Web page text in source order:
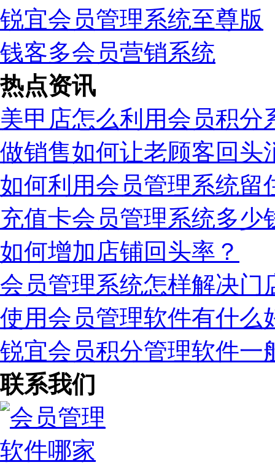
锐宜会员管理系统至尊版
钱客多会员营销系统
热点资讯
美甲店怎么利用会员积分
做销售如何让老顾客回头
如何利用会员管理系统留
充值卡会员管理系统多少
如何增加店铺回头率？
会员管理系统怎样解决门
使用会员管理软件有什么
锐宜会员积分管理软件一
联系我们